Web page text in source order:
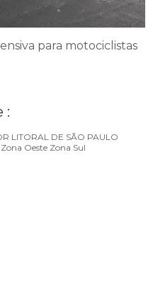
para motociclistas
:
LITORAL DE SÃO PAULO
Zona Oeste Zona Sul